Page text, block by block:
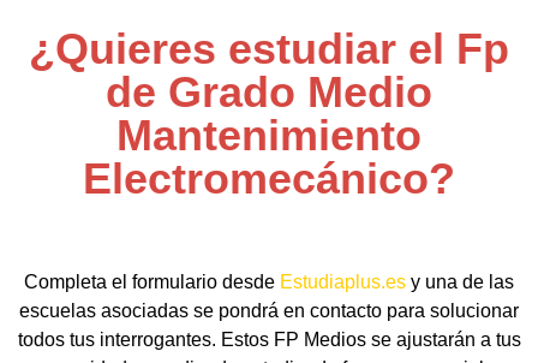
¿Quieres estudiar el Fp
de Grado Medio
Mantenimiento
Electromecánico?
Completa el formulario desde Estudiaplus.es y una de las
escuelas asociadas se pondrá en contacto para solucionar
todos tus interrogantes. Estos FP Medios se ajustarán a tus